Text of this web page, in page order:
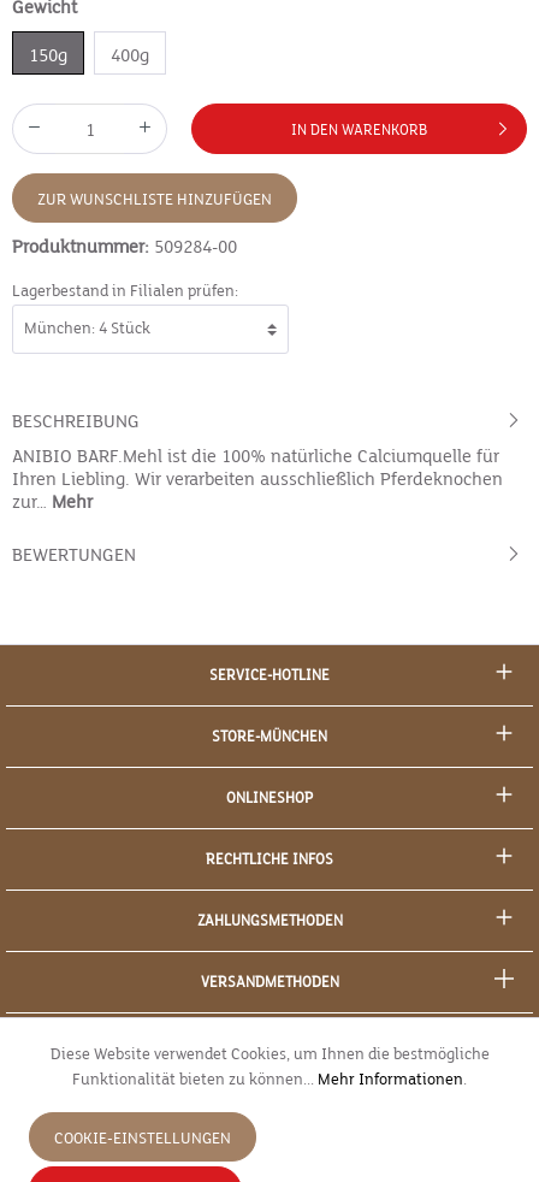
Gewicht
150g 400g
IN DEN WARENKORB
ZUR WUNSCHLISTE HINZUFÜGEN
Produktnummer: 509284-00
Lagerbestand in Filialen prüfen:
BESCHREIBUNG
ANIBIO BARF.Mehl ist die 100% natürliche Calciumquelle für
Ihren Liebling. Wir verarbeiten ausschließlich Pferdeknochen
zur… Mehr
BEWERTUNGEN
SERVICE-HOTLINE
STORE-MÜNCHEN
ONLINESHOP
RECHTLICHE INFOS
ZAHLUNGSMETHODEN
VERSANDMETHODEN
Diese Website verwendet Cookies, um Ihnen die bestmögliche
Funktionalität bieten zu können... Mehr Informationen.
COOKIE-EINSTELLUNGEN